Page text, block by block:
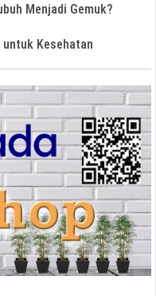
Menjadi Gemuk?
untuk Kesehatan